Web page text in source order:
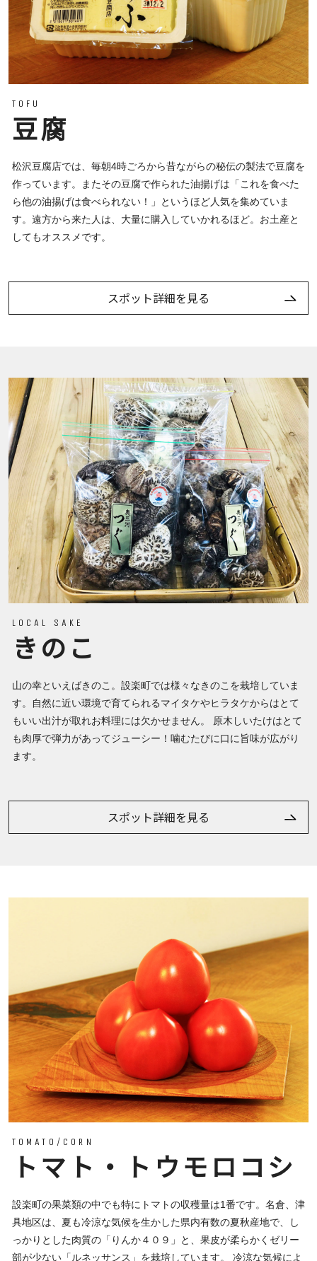
TOFU
豆腐
松沢豆腐店では、毎朝4時ごろから昔ながらの秘伝の製法で豆腐を
作っています。またその豆腐で作られた油揚げは「これを食べた
ら他の油揚げは食べられない！」というほど人気を集めていま
す。遠方から来た人は、大量に購入していかれるほど。お土産と
してもオススメです。
スポット詳細を見る
LOCAL SAKE
きのこ
山の幸といえばきのこ。設楽町では様々なきのこを栽培していま
す。自然に近い環境で育てられるマイタケやヒラタケからはとて
もいい出汁が取れお料理には欠かせません。 原木しいたけはとて
も肉厚で弾力があってジューシー！噛むたびに口に旨味が広がり
ます。
スポット詳細を見る
TOMATO/CORN
トマト・トウモロコシ
設楽町の果菜類の中でも特にトマトの収穫量は1番です。名倉、津
具地区は、夏も冷涼な気候を生かした県内有数の夏秋産地で、し
っかりとした肉質の「りんか４０９」と、果皮が柔らかくゼリー
部が少ない「ルネッサンス」を栽培しています。 冷涼な気候によ